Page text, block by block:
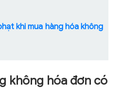
khi mua hàng hóa không
không hóa đơn có